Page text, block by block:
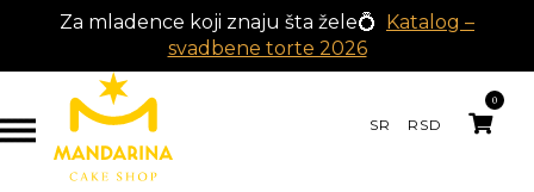
Za mladence koji znaju šta žele💍 Katalog –
svadbene torte 2026
SR RSD
0